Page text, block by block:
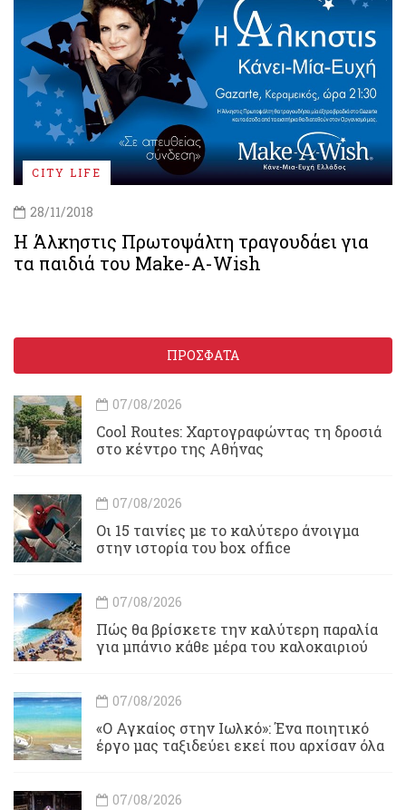
CITY LIFE
28/11/2018
Η Άλκηστις Πρωτοψάλτη τραγουδάει για
τα παιδιά του Make-A-Wish
ΠΡΟΣΦΑΤΑ
07/08/2026
Cool Routes: Χαρτογραφώντας τη δροσιά
στο κέντρο της Αθήνας
07/08/2026
Οι 15 ταινίες με το καλύτερο άνοιγμα
στην ιστορία του box office
07/08/2026
Πώς θα βρίσκετε την καλύτερη παραλία
για μπάνιο κάθε μέρα του καλοκαιριού
07/08/2026
«Ο Αγκαίος στην Ιωλκό»: Ένα ποιητικό
έργο μας ταξιδεύει εκεί που αρχίσαν όλα
07/08/2026